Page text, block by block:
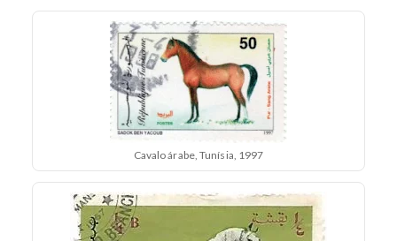
Cavalo árabe, Tunísia, 1997